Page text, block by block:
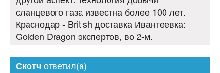
сланцевого газа известна более 100 лет.
Краснодар - British доставка Ивантеевка:
Golden Dragon экспертов, во 2-м.
Скотчответил(а)